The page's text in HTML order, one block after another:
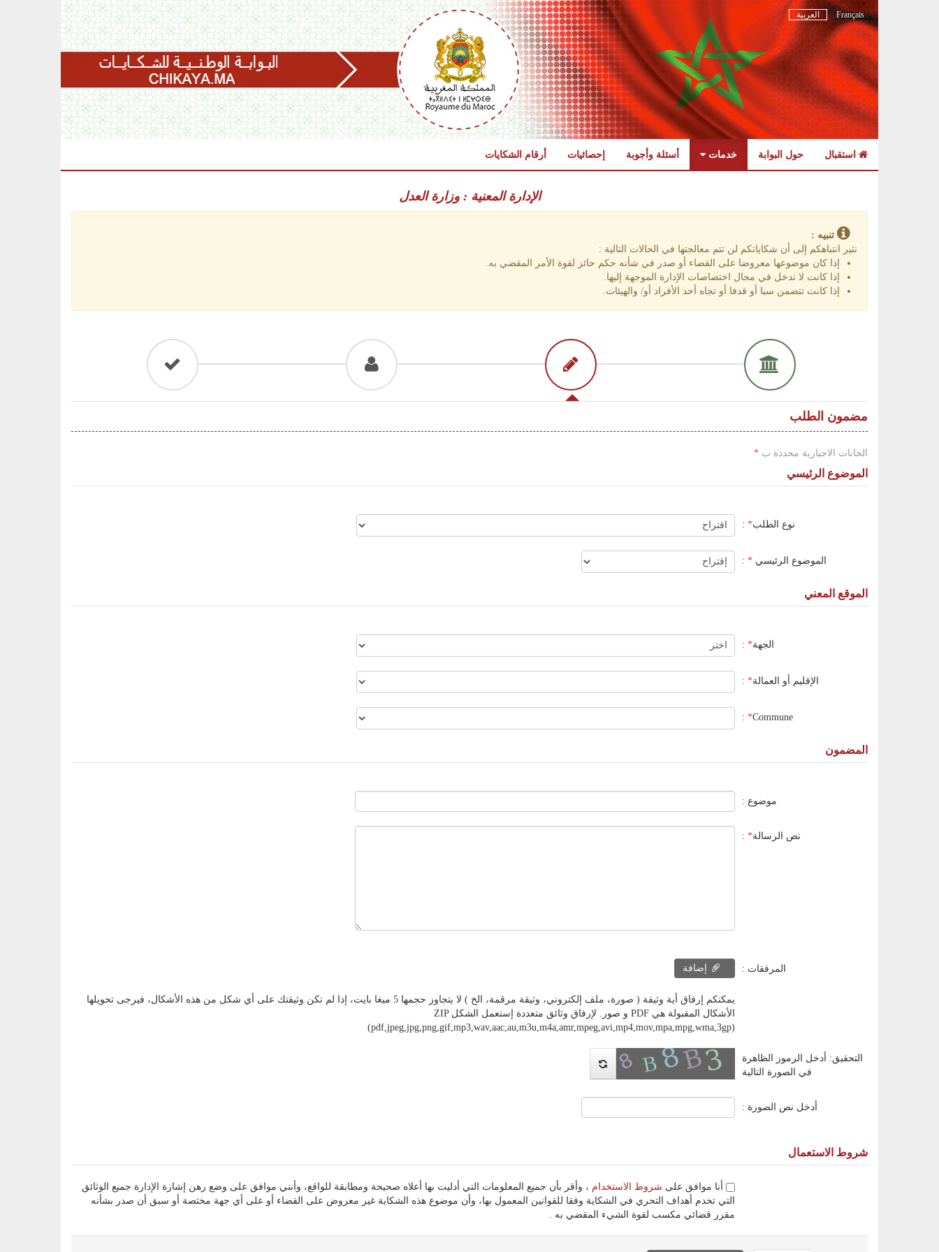
Français العربية
استقبال حول البوابة خدمات أسئلة وأجوبة إحصائيات أرقام الشكايات
content
الإدارة المعنية : وزارة العدل
تنبيه :
نثير انتباهكم إلى أن شكاياتكم لن تتم معالجتها في الحالات التالية :
إذا كان موضوعها معروضا على القضاء أو صدر في شأنه حكم حائز لقوة الأمر المقضي به.
إذا كانت لا تدخل في مجال اختصاصات الإدارة الموجهة إليها.
إذا كانت تتضمن سبا أو قدفا أو تجاه أحد الأفراد أو/ والهيئات.
مضمون الطلب
الخانات الاجبارية محددة ب *
الموضوع الرئيسي
نوع الطلب*
:
الموضوع الرئيسي *
:
الموقع المعني
الجهة*
:
الإقليم أو العمالة*
:
Commune
*
:
المضمون
موضوع :
نص الرسالة*
:
المرفقات : إضافة
يمكنكم إرفاق أية وثيقة ( صورة، ملف إلكتروني، وثيقة مرقمة، الخ ) لا يتجاوز حجمها 5 ميغا بايت، إذا لم تكن وثيقتك على أي شكل من هذه الأشكال، فيرجى تحويلها
الأشكال المقبولة هي PDF و صور. لإرفاق وثائق متعددة إستعمل الشكل ZIP
(pdf,jpeg,jpg,png,gif,mp3,wav,aac,au,m3u,m4a,amr,mpeg,avi,mp4,mov,mpa,mpg,wma,3gp)
التحقيق: أدخل الرموز الظاهرة
في الصورة التالية
أدخل نص الصورة :
شروط الاستعمال
شروط الاستخدام
، وأقر بأن جميع المعلومات التي أدليت بها أعلاه صحيحة ومطابقة للواقع، وأنني موافق على وضع رهن إشارة الإدارة جميع الوثائق
التي تخدم أهداف التحري في الشكاية وفقا للقوانين المعمول بها، وأن موضوع هذه الشكاية غير معروض على القضاء أو على أي جهة مختصة أو سبق أن صدر بشأنه
مقرر قضائي مكسب لقوة الشيء المقضي به .